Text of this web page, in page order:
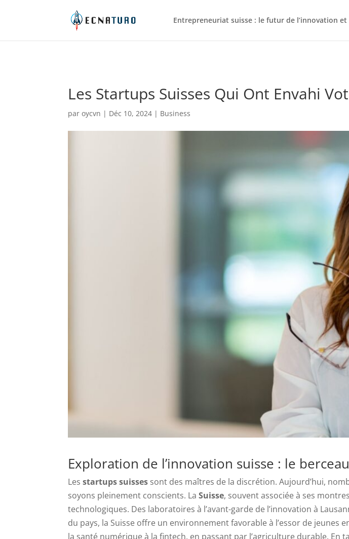
Entrepreneuriat suisse : le futur de l’innovation
Les Startups Suisses Qui Ont Envahi
paroycvn | Déc 10, 2024 | Business
Exploration de l’innovation suisse : le
Lesstartups suisses sont des maîtres de la discrétion. Aujourd’hui,
soyons pleinement conscients. LaSuisse, souvent associée à ses
technologiques. Des laboratoires à l’avant-garde de l’innovation à
du pays, la Suisse offre un environnement favorable à l’essor de jeunes
la santé numérique à la fintech, en passant par l’agriculture durable.